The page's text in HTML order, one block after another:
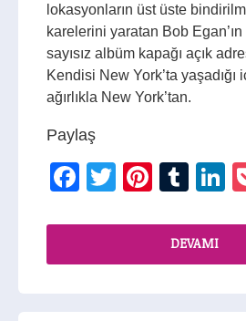
lokasyonların üst üste
karelerini yaratan Bob
sayısız albüm kapağı açık
Kendisi New York’ta yaşadığı
ağırlıkla New York’tan.
Paylaş
Facebook
Twitter
DEVAMI